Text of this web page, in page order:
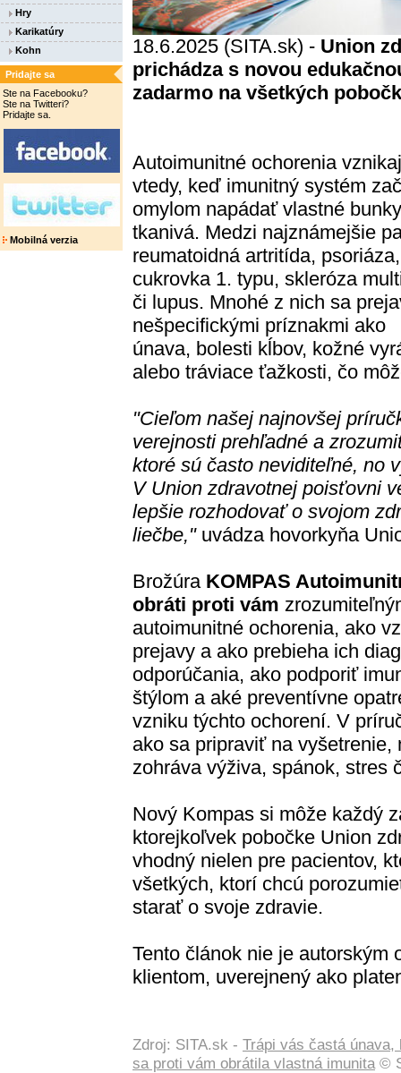
Hry
Karikatúry
Kohn
Pridajte sa
Ste na Facebooku?
Ste na Twitteri?
Pridajte sa.
Mobilná verzia
18.6.2025 (SITA.sk) - Union
prichádza s novou
zadarmo na všetkých
Autoimunitné ochorenia
vtedy, keď imunitný systém
omylom napádať vlastné
tkanivá. Medzi najznámejšie
reumatoidná artritída, psoriáza,
cukrovka 1. typu, skleróza
či lupus. Mnohé z nich sa
nešpecifickými príznakmi ako
únava, bolesti kĺbov, kožné
alebo tráviace ťažkosti, čo
"Cieľom našej najnovšej
verejnosti prehľadné a
ktoré sú často neviditeľné, no
V Union zdravotnej poisťovni
lepšie rozhodovať o svojom
liečbe,"uvádza hovorkyňa
Brožúra KOMPAS
obráti proti vám
autoimunitné ochorenia, ako
prejavy a ako prebieha ich
odporúčania, ako podporiť
štýlom a aké preventívne
vzniku týchto ochorení. V
ako sa pripraviť na
zohráva výživa, spánok, stres
Nový Kompas si môže každý
ktorejkoľvek pobočke Union
vhodný nielen pre pacientov,
všetkých, ktorí chcú
starať o svoje zdravie.
Tento článok nie je autorským
klientom, uverejnený ako
Zdroj: SITA.sk - Trápi vás častá
sa proti vám obrátila vlastná imunita ©